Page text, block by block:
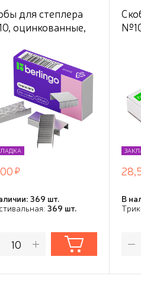
для степлера
оцинкованные,
369 шт.
369 шт.
В